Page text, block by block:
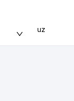
uz